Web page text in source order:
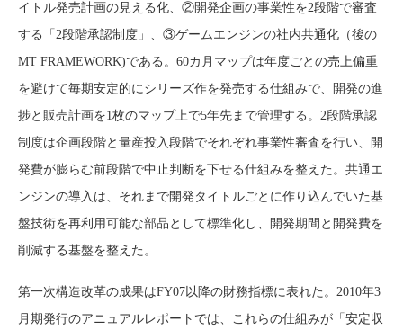
イトル発売計画の見える化、②開発企画の事業性を2段階で審査
する「2段階承認制度」、③ゲームエンジンの社内共通化（後の
MT FRAMEWORK)である。60カ月マップは年度ごとの売上偏重
を避けて毎期安定的にシリーズ作を発売する仕組みで、開発の進
捗と販売計画を1枚のマップ上で5年先まで管理する。2段階承認
制度は企画段階と量産投入段階でそれぞれ事業性審査を行い、開
発費が膨らむ前段階で中止判断を下せる仕組みを整えた。共通エ
ンジンの導入は、それまで開発タイトルごとに作り込んでいた基
盤技術を再利用可能な部品として標準化し、開発期間と開発費を
削減する基盤を整えた。
第一次構造改革の成果はFY07以降の財務指標に表れた。2010年3
月期発行のアニュアルレポートでは、これらの仕組みが「安定収